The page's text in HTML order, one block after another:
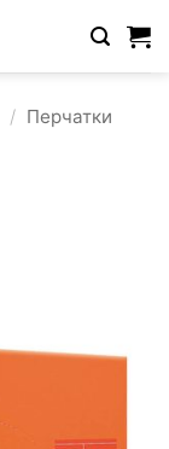
/ Перчатки